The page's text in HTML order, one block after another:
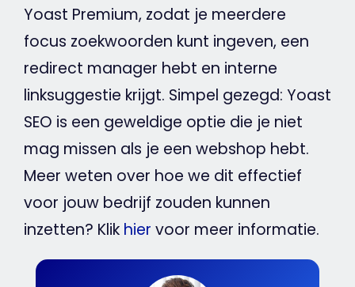
Yoast Premium, zodat je meerdere
focus zoekwoorden kunt ingeven, een
redirect manager hebt en interne
linksuggestie krijgt. Simpel gezegd: Yoast
SEO is een geweldige optie die je niet
mag missen als je een webshop hebt.
Meer weten over hoe we dit effectief
voor jouw bedrijf zouden kunnen
inzetten? Klik hier voor meer informatie.